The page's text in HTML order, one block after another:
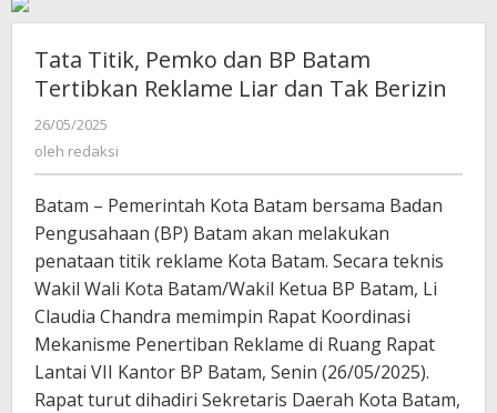
dan
BP
Batam
Tertibkan
Berizin
Tata Titik, Pemko dan BP Batam
Tertibkan Reklame Liar dan Tak Berizin
26/05/2025
redaksi
oleh redaksi
Batam – Pemerintah Kota Batam bersama Badan
Pengusahaan (BP) Batam akan melakukan
penataan titik reklame Kota Batam. Secara teknis
Wakil Wali Kota Batam/Wakil Ketua BP Batam, Li
Claudia Chandra memimpin Rapat Koordinasi
Mekanisme Penertiban Reklame di Ruang Rapat
Lantai VII Kantor BP Batam, Senin (26/05/2025).
Rapat turut dihadiri Sekretaris Daerah Kota Batam,